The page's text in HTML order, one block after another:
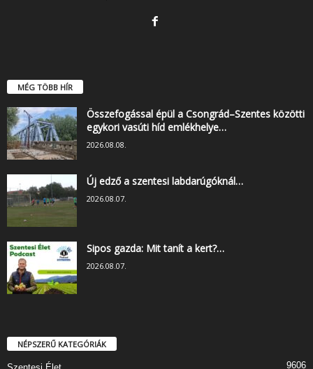
MÉG TÖBB HÍR
Összefogással épül a Csongrád–Szentes közötti
egykori vasúti híd emlékhelye…
2026.08.08.
Új edző a szentesi labdarúgóknál…
2026.08.07.
Sipos gazda: Mit tanít a kert?…
2026.08.07.
NÉPSZERŰ KATEGÓRIÁK
9606